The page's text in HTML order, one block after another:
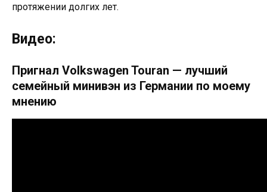
протяжении долгих лет.
Видео:
Пригнал Volkswagen Touran — лучший
семейный минивэн из Германии по моему
мнению